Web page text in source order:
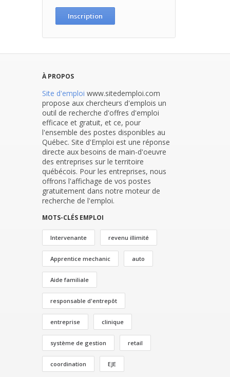
Inscription
À PROPOS
Site d'emploi www.sitedemploi.com
propose aux chercheurs d'emplois un
outil de recherche d'offres d'emploi
efficace et gratuit, et ce, pour
l'ensemble des postes disponibles au
Québec. Site d'Emploi est une réponse
directe aux besoins de main-d'oeuvre
des entreprises sur le territoire
québécois. Pour les entreprises, nous
offrons l'affichage de vos postes
gratuitement dans notre moteur de
recherche de l'emploi.
MOTS-CLÉS EMPLOI
Intervenante revenu illimité
Apprentice mechanic auto
Aide familiale
responsable d'entrepôt
entreprise clinique
système de gestion retail
coordination EJE